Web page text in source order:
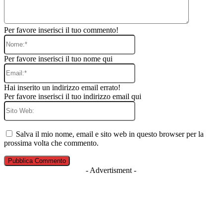
Per favore inserisci il tuo commento!
Nome:*
Per favore inserisci il tuo nome qui
Email:*
Hai inserito un indirizzo email errato!
Per favore inserisci il tuo indirizzo email qui
Sito
Salva il mio nome, email e sito web in questo browser per la
prossima volta che commento.
- Advertisment -